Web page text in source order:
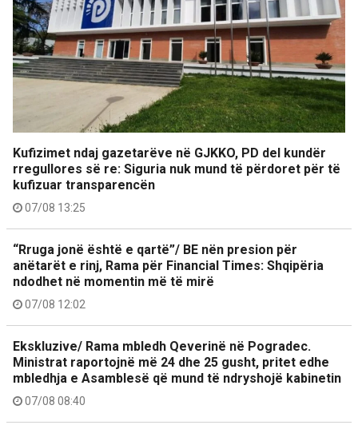
Kufizimet ndaj gazetarëve në GJKKO, PD del kundër
rregullores së re: Siguria nuk mund të përdoret për të
kufizuar transparencën
07/08 13:25
“Rruga jonë është e qartë”/ BE nën presion për
anëtarët e rinj, Rama për Financial Times: Shqipëria
ndodhet në momentin më të mirë
07/08 12:02
Ekskluzive/ Rama mbledh Qeverinë në Pogradec.
Ministrat raportojnë më 24 dhe 25 gusht, pritet edhe
mbledhja e Asamblesë që mund të ndryshojë kabinetin
07/08 08:40